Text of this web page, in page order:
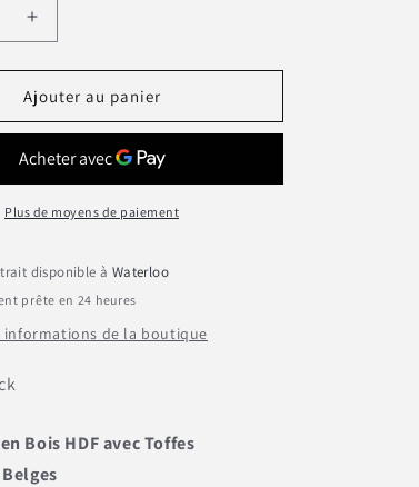
Augmenter
la
quantité
de
Sous-
Mat
&quot;Petzouille&quot;
Ajouter au panier
Plus de moyens de paiement
disponible à Waterloo
prête en 24 heures
informations de la boutique
Bois HDF avec Toffes